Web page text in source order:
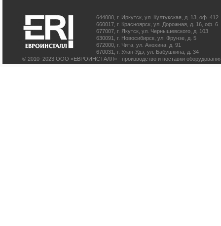
644000 г. Иркутск ул. Култукская, д. 13 , оф. 412
660017 г. Красноярск ул. Дорожная, д. 16, оф. 6
677007 г. Якутск ул. Чернышевского, д. 103
630091
г. Новосибирск ул. Фрунзе, д. 5
672000 г. Чита ул. Анохина, д. 91
670031
г. Улан-Удэ ул. Бабушкина, д. 34
© 2010–2023 ООО «ЕВРОИНСТАЛЛ» - производство и поставки оборудования